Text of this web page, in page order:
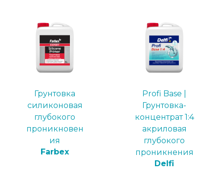
Грунтовка
силиконовая
глубокого
проникновен
ия
Farbex
Profi Base |
Грунтовка-
концентрат 1:4
акриловая
глубокого
проникнения
Delfi